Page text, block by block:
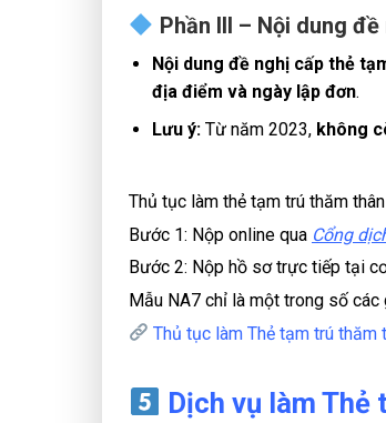
Phần III – Nội dung đề
Nội dung đề nghị cấp thẻ
địa điểm và ngày lập đơn.
Lưu ý:Từ năm 2023, không
Thủ tục làm thẻ tạm trú thăm
Bước 1: Nộp online qua Cổng
Bước 2: Nộp hồ sơ trực tiếp tại
Mẫu NA7 chỉ là một trong số
Thủ tục làm Thẻ tạm trú
Dịch vụ làm Thẻ